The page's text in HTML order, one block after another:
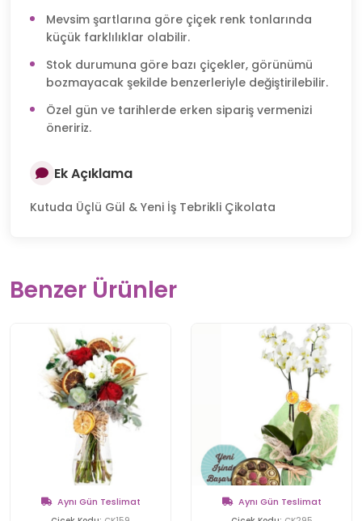
Mevsim şartlarına göre çiçek renk tonlarında
küçük farklılıklar olabilir.
Stok durumuna göre bazı çiçekler, görünümü
bozmayacak şekilde benzerleriyle değiştirilebilir.
Özel gün ve tarihlerde erken sipariş vermenizi
öneririz.
Ek Açıklama
Kutuda Üçlü Gül & Yeni İş Tebrikli Çikolata
Benzer Ürünler
Aynı Gün Teslimat Aynı Gün Teslimat